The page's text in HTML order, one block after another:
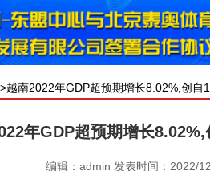
越南2022年GDP超预期增长8.02%,创自
年GDP超预期增长
编辑：admin 发表时间：2022/